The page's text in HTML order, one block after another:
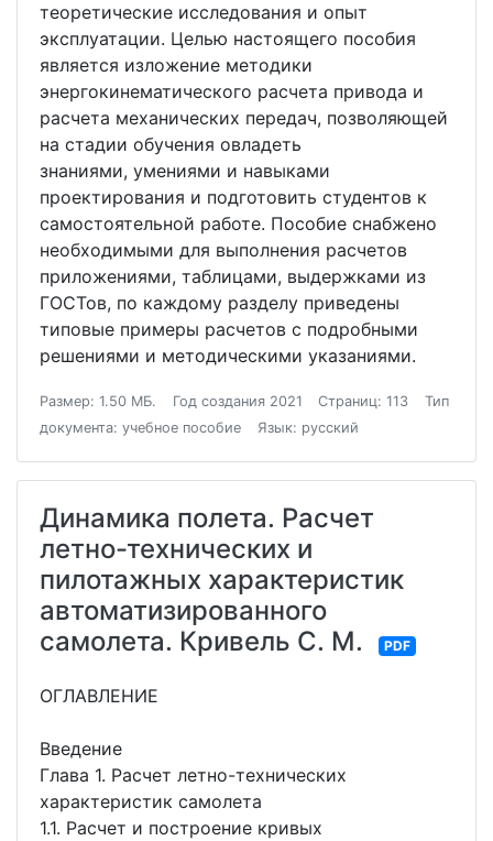
теоретические исследования и опыт
эксплуатации. Целью настоящего пособия
является изложение методики
энергокинематического расчета привода и
расчета механических передач, позволяющей
на стадии обучения овладеть
знаниями, умениями и навыками
проектирования и подготовить студентов к
самостоятельной работе. Пособие снабжено
необходимыми для выполнения расчетов
приложениями, таблицами, выдержками из
ГОСТов, по каждому разделу приведены
типовые примеры расчетов с подробными
решениями и методическими указаниями.
Размер: 1.50 МБ. Год создания 2021 Страниц: 113
Тип
документа: учебное пособие
Язык: русский
Динамика полета. Расчет
летно-технических и
пилотажных характеристик
автоматизированного
самолета. Кривель С. М.
PDF
ОГЛАВЛЕНИЕ
Введение
Глава 1. Расчет летно-технических
характеристик самолета
1.1. Расчет и построение кривых